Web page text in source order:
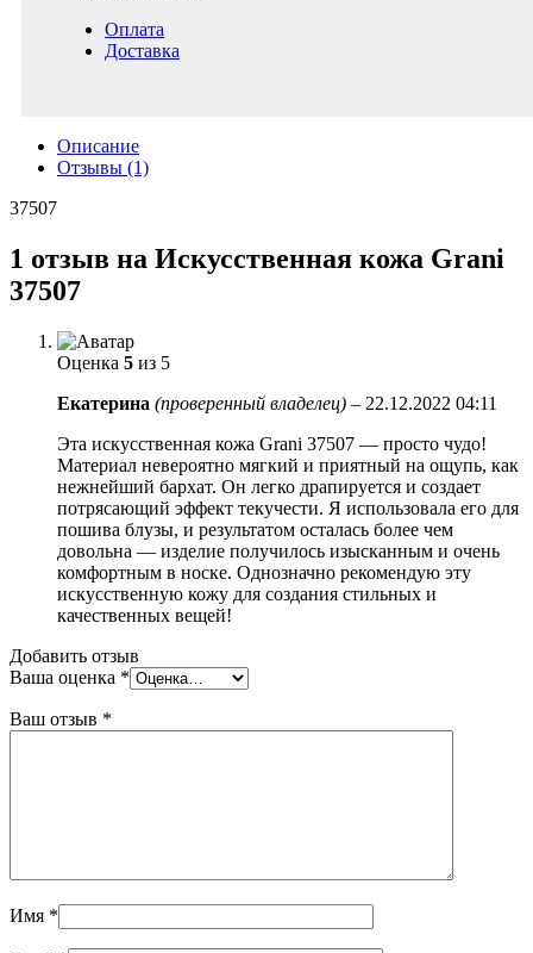
Оплата
Доставка
Описание
Отзывы (1)
37507
1 отзыв на Искусственная кожа Grani
37507
Оценка 5 из 5
Екатерина (проверенный владелец) – 22.12.2022 04:11
Эта искусственная кожа Grani 37507 — просто чудо!
Материал невероятно мягкий и приятный на ощупь, как
нежнейший бархат. Он легко драпируется и создает
потрясающий эффект текучести. Я использовала его для
пошива блузы, и результатом осталась более чем
довольна — изделие получилось изысканным и очень
комфортным в носке. Однозначно рекомендую эту
искусственную кожу для создания стильных и
качественных вещей!
Добавить отзыв
Ваша оценка *
Ваш отзыв *
Имя *